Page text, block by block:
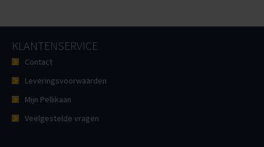
KLANTENSERVICE
Contact
Leveringsvoorwaarden
Mijn Pellikaan
Veelgestelde vragen